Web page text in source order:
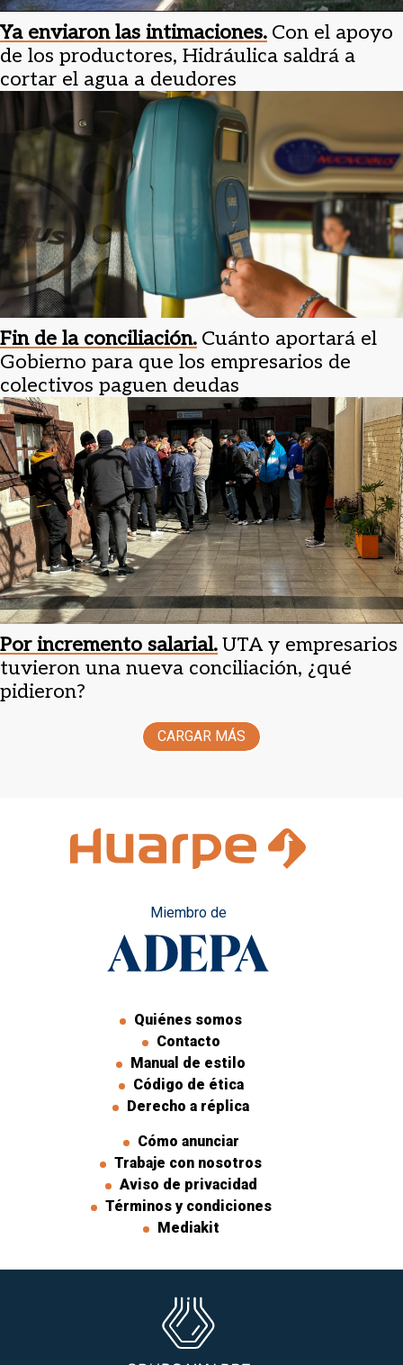
Ya enviaron las intimaciones. Con el apoyo
de los productores, Hidráulica saldrá a
cortar el agua a deudores
Fin de la conciliación. Cuánto aportará el
Gobierno para que los empresarios de
colectivos paguen deudas
Por incremento salarial.UTA y empresarios
tuvieron una nueva conciliación, ¿qué
pidieron?
CARGAR MÁS
Miembro de
Quiénes somos
Contacto
Manual de estilo
Código de ética
Derecho a réplica
Cómo anunciar
Trabaje con nosotros
Aviso de privacidad
Términos y condiciones
Mediakit